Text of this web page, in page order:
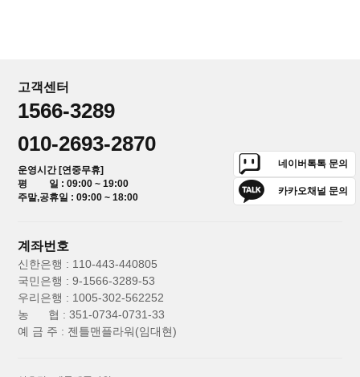
고객센터
1566-3289
010-2693-2870
운영시간 [연중무휴]
평 일 : 09:00 ~ 19:00
주말,공휴일 : 09:00 ~ 18:00
네이버톡톡 문의
카카오채널 문의
계좌번호
신한은행 : 110-443-440805
국민은행 : 9-1566-3289-53
우리은행 : 1005-302-562252
농 협 : 351-0734-0731-33
예 금 주 : 젠틀맨플라워(임대현)